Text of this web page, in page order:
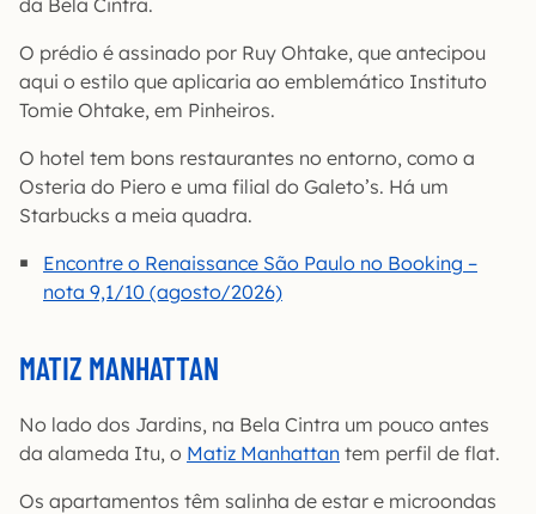
O prédio é assinado por Ruy Ohtake, que antecipou
aqui o estilo que aplicaria ao emblemático Instituto
Tomie Ohtake, em Pinheiros.
O hotel tem bons restaurantes no entorno, como a
Osteria do Piero e uma filial do Galeto’s. Há um
Starbucks a meia quadra.
Encontre o Renaissance São Paulo no Booking –
nota 9,1/10 (agosto/2026)
MATIZ MANHATTAN
No lado dos Jardins, na Bela Cintra um pouco antes
da alameda Itu, o Matiz Manhattan tem perfil de flat.
Os apartamentos têm salinha de estar e microondas